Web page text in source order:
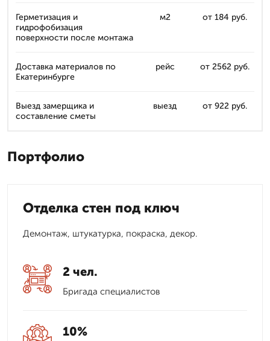
Герметизация и
гидрофобизация
поверхности после монтажа
м2 от 184 руб.
Доставка материалов по
Екатеринбурге
рейс от 2562 руб.
Выезд замерщика и
составление сметы
выезд от 922 руб.
Портфолио
Отделка стен под ключ
Демонтаж, штукатурка, покраска, декор.
2 чел.
Бригада специалистов
10%